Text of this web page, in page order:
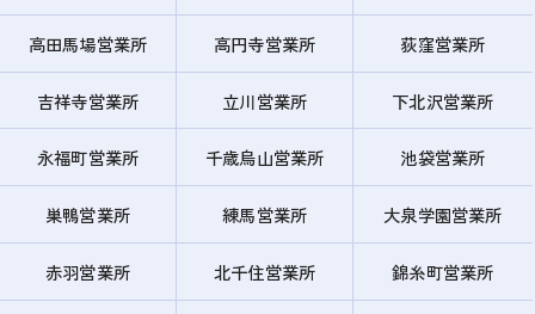
高田馬場営業所 高円寺営業所 荻窪営業所
吉祥寺営業所 立川営業所 下北沢営業所
永福町営業所 千歳烏山営業所 池袋営業所
巣鴨営業所 練馬営業所 大泉学園営業所
赤羽営業所 北千住営業所 錦糸町営業所